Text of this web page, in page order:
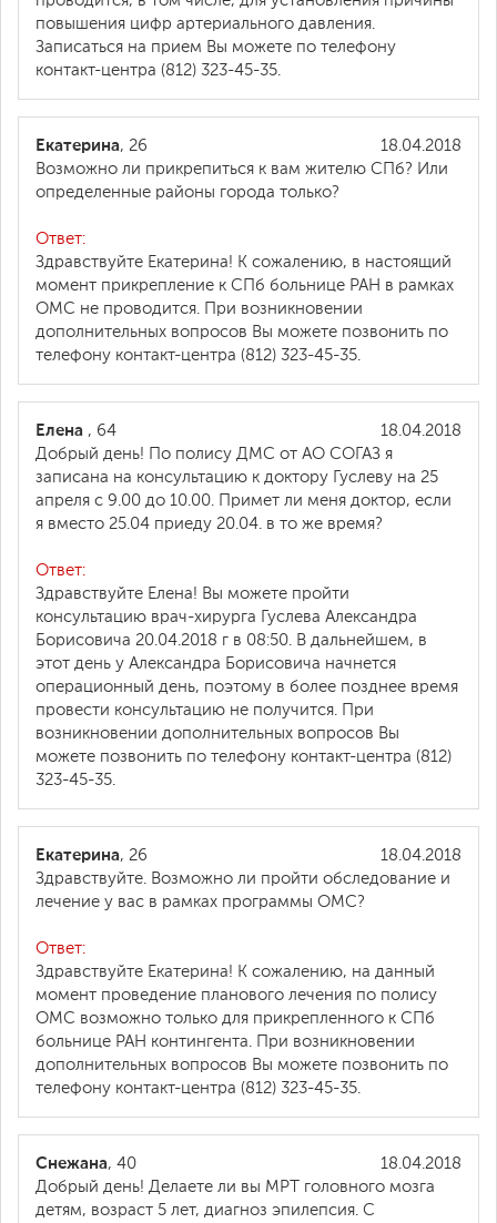
повышения цифр артериального давления.
Записаться на прием Вы можете по телефону
контакт-центра (812) 323-45-35.
18.04.2018
Екатерина, 26
Возможно ли прикрепиться к вам жителю СПб? Или
определенные районы города только?
Ответ:
Здравствуйте Екатерина! К сожалению, в настоящий
момент прикрепление к СПб больнице РАН в рамках
ОМС не проводится. При возникновении
дополнительных вопросов Вы можете позвонить по
телефону контакт-центра (812) 323-45-35.
18.04.2018
Елена , 64
Добрый день! По полису ДМС от АО СОГАЗ я
записана на консультацию к доктору Гуслеву на 25
апреля с 9.00 до 10.00. Примет ли меня доктор, если
я вместо 25.04 приеду 20.04. в то же время?
Ответ:
Здравствуйте Елена! Вы можете пройти
консультацию врач-хирурга Гуслева Александра
Борисовича 20.04.2018 г в 08:50. В дальнейшем, в
этот день у Александра Борисовича начнется
операционный день, поэтому в более позднее время
провести консультацию не получится. При
возникновении дополнительных вопросов Вы
можете позвонить по телефону контакт-центра (812)
323-45-35.
18.04.2018
Екатерина, 26
Здравствуйте. Возможно ли пройти обследование и
лечение у вас в рамках программы ОМС?
Ответ:
Здравствуйте Екатерина! К сожалению, на данный
момент проведение планового лечения по полису
ОМС возможно только для прикрепленного к СПб
больнице РАН контингента. При возникновении
дополнительных вопросов Вы можете позвонить по
телефону контакт-центра (812) 323-45-35.
18.04.2018
Снежана, 40
Добрый день! Делаете ли вы МРТ головного мозга
детям, возраст 5 лет, диагноз эпилепсия. С